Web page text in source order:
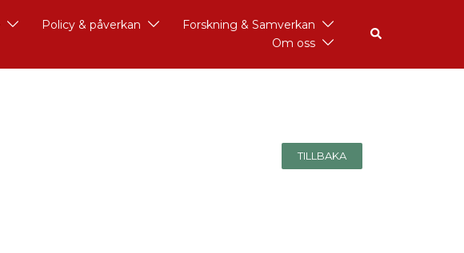
Policy & påverkan
Forskning & Samverkan
Om oss
TILLBAKA